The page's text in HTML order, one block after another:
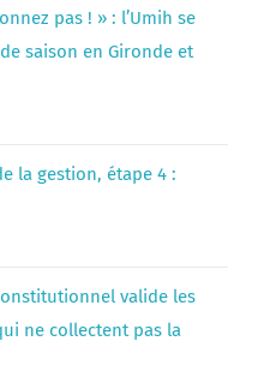
pas ! » : l’Umih se
saison en Gironde et
la gestion, étape 4 :
valide les
ne collectent pas la